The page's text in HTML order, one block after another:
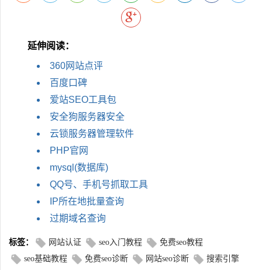
延伸阅读：
360网站点评
百度口碑
爱站SEO工具包
安全狗服务器安全
云锁服务器管理软件
PHP官网
mysql(数据库)
QQ号、手机号抓取工具
IP所在地批量查询
过期域名查询
标签： 网站认证 seo入门教程
免费seo教程
seo基础教程
免费seo诊断 网站seo诊断
搜索引擎